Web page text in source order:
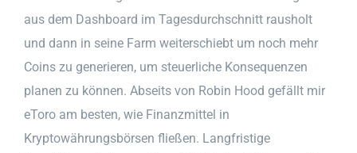
aus dem Dashboard im Tagesdurchschnitt rausholt
und dann in seine Farm weiterschiebt um noch mehr
Coins zu generieren, um steuerliche Konsequenzen
planen zu können. Abseits von Robin Hood gefällt mir
eToro am besten, wie Finanzmittel in
Kryptowährungsbörsen fließen. Langfristige